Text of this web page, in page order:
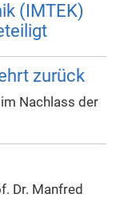
(IMTEK)
zurück
Nachlass der
Dr. Manfred